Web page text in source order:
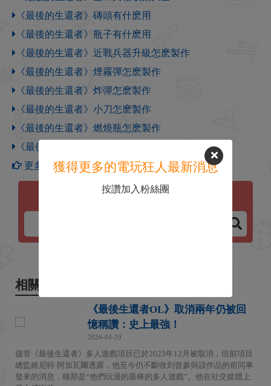
《最後的生還者》磚頭有什麽用
《最後的生還者》瓶子有什麽用
《最後的生還者》近戰兵器升級怎麽製作
《最後的生還者》煙霧彈怎麽製作
《最後的生還者》炸彈怎麽製作
《最後的生還者》小刀怎麽製作
《最後的生還者》燃燒瓶怎麽製作
《最後的生還者》醫療包怎麽製作
更多【最後的生還者】攻略
相關新聞
《最後生還者OL》取消兩年仍被回
憶稱讚：史上最強！
2026-04-29
儘管《最後生還者》多人遊戲項目已於2023年12月被取消，但前項目
總監維尼特·阿加瓦爾透露，他至今仍不斷收到曾參與該作品的前同事
發來的消息，稱那是“他們玩過的最棒的多人遊戲”。他在社交媒體上
獲得更多的電玩狂人最新消息
按讚加入粉絲團